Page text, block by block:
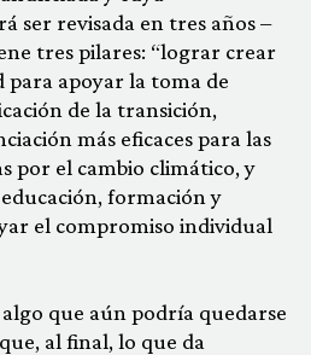
ser revisada en tres años –
tres pilares: “lograr crear
para apoyar la toma de
de la transición,
más eficaces para las
por el cambio climático, y
formación y
el compromiso individual
que aún podría quedarse
al final, lo que da